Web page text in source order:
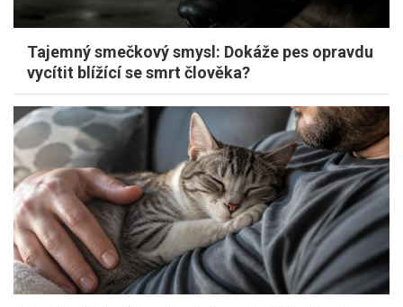
Tajemný smečkový smysl: Dokáže pes opravdu
vycítit blížící se smrt člověka?